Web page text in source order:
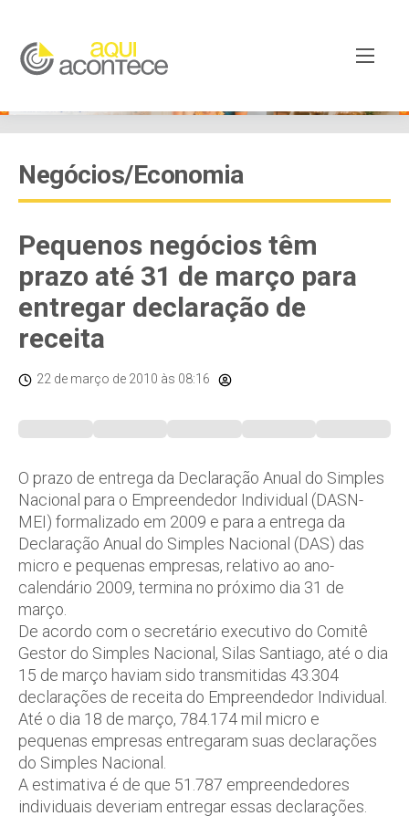
Negócios/Economia
Pequenos negócios têm
prazo até 31 de março para
entregar declaração de
receita
22 de março de 2010 às 08:16
O prazo de entrega da Declaração Anual do Simples
Nacional para o Empreendedor Individual (DASN-
MEI) formalizado em 2009 e para a entrega da
Declaração Anual do Simples Nacional (DAS) das
micro e pequenas empresas, relativo ao ano-
calendário 2009, termina no próximo dia 31 de
março.
De acordo com o secretário executivo do Comitê
Gestor do Simples Nacional, Silas Santiago, até o dia
15 de março haviam sido transmitidas 43.304
declarações de receita do Empreendedor Individual.
Até o dia 18 de março, 784.174 mil micro e
pequenas empresas entregaram suas declarações
do Simples Nacional.
A estimativa é de que 51.787 empreendedores
individuais deveriam entregar essas declarações.